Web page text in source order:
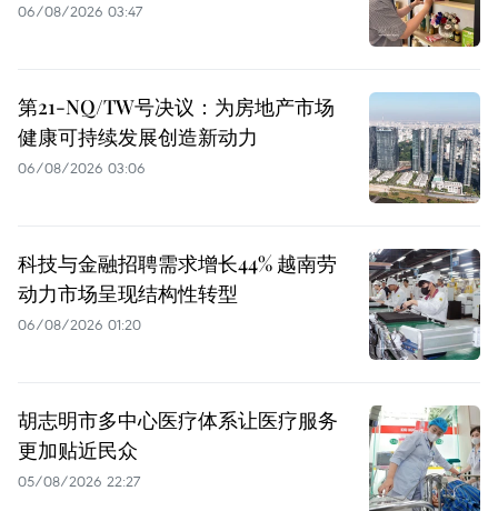
06/08/2026 03:47
第21-NQ/TW号决议：为房地产市场
健康可持续发展创造新动力
06/08/2026 03:06
科技与金融招聘需求增长44% 越南劳
动力市场呈现结构性转型
06/08/2026 01:20
胡志明市多中心医疗体系让医疗服务
更加贴近民众
05/08/2026 22:27